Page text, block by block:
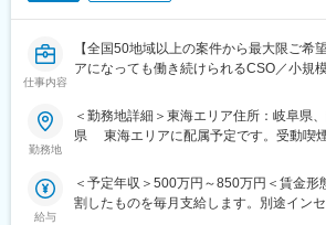
入社後は導入研修を受講。アサイン先企
制は万全で、医療機器営業に必要な製品
■ＭＩフォースの魅力：
ーがきめ細やかにフォローしますので、
業活動が行えます。
仕事内容
【全国50地域以上の案件から最大限ご希
アになっても働き続けられるCSO／小規
■業務内容：
して医薬品情報の伝達や、安全性や有効
ます。有効性について情報の収集と会社
勤務地
＜勤務地詳細＞東海エリア住所：岐阜県
県 東海エリアに配属予定です。受動喫
給与
＜予定年収＞500万円～850万円＜賃金
割したものを毎月支給します。別途イン